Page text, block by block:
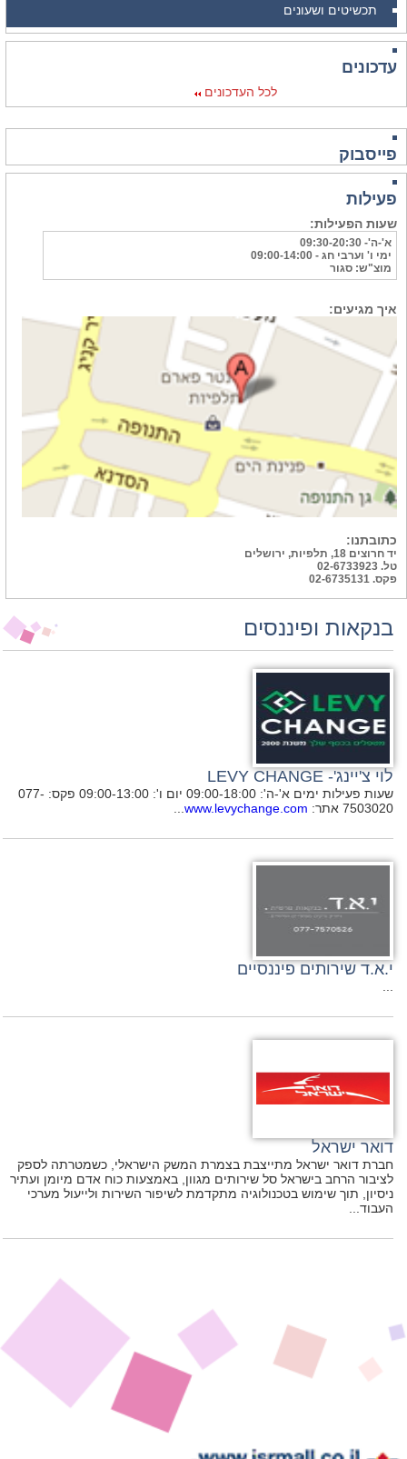
תכשיטים ושעונים
עדכונים
לכל העדכונים
פייסבוק
פעילות
שעות הפעילות:
א'-ה'- 09:30-20:30
ימי ו' וערבי חג - 09:00-14:00
מוצ"ש: סגור
איך מגיעים:
כתובתנו:
יד חרוצים 18, תלפיות, ירושלים
טל. 02-6733923
פקס. 02-6735131
בנקאות ופיננסים
לוי צ'יינג'- LEVY CHANGE
שעות פעילות ימים א'-ה': 09:00-18:00 יום ו': 09:00-13:00 פקס: 077-
7503020 אתר:
www.levychange.com
י.א.ד שירותים פיננסיים
דואר ישראל
חברת דואר ישראל מתייצבת בצמרת המשק הישראלי, כשמטרתה לספק
לציבור הרחב בישראל סל שירותים מגוון, באמצעות כוח אדם מיומן ועתיר
ניסיון, תוך שימוש בטכנולוגיה מתקדמת לשיפור השירות ולייעול מערכי
העבוד...